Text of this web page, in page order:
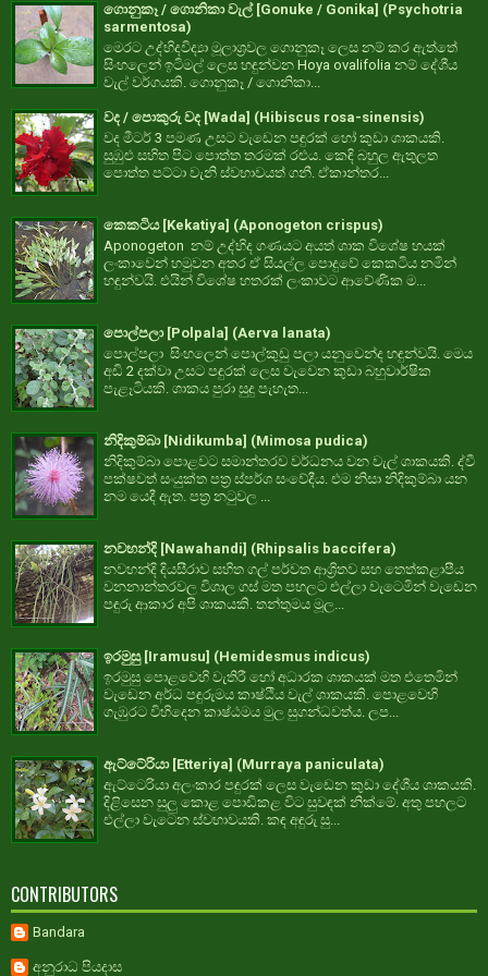
ගොනුකෑ / ගොනිකා වැල් [Gonuke / Gonika] (Psychotria
sarmentosa)
මෙරට උද්භිදවිද්‍යා මූලාශ්‍රවල ගොනුකෑ ලෙස නම් කර ඇත්තේ
සිංහලෙන් ඉටිමල් ලෙස හඳුන්වන Hoya ovalifolia නම් දේශීය
වැල් වර්ගයකි. ගොනුකෑ / ගොනිකා...
වද / පොකුරු වද [Wada] (Hibiscus rosa-sinensis)
වද මීටර් 3 පමණ උසට වැඩෙන පඳුරක් හෝ කුඩා ශාකයකි.
සුඹුළු සහිත පිට පොත්ත තරමක් රළුය. කෙඳි බහුල ඇතුලත
පොත්ත පට්ටා වැනි ස්වභාවයත් ගනී. ඒකාන්තර...
කෙකටිය [Kekatiya] (Aponogeton crispus)
Aponogeton නම් උද්භිද ගණයට අයත් ශාක විශේෂ හයක්
ලංකාවෙන් හමුවන අතර ඒ සියල්ල පොදුවේ කෙකටිය නමින්
හඳුන්වයි. එයින් විශේෂ හතරක් ලංකාවට ආවේණික ම...
පොල්පලා [Polpala] (Aerva lanata)
පොල්පලා සිංහලෙන් පොල්කුඩු පලා යනුවෙන්ද හඳුන්වයි. මෙය
අඩි 2 දක්වා උසට පඳුරක් ලෙස වැවෙන කුඩා බහුවාර්ෂික
පැළෑටියකි. ශාකය පුරා සුදු පැහැත...
නිදිකුම්බා [Nidikumba] (Mimosa pudica)
නිදිකුම්බා පොළවට සමාන්තරව වර්ධනය වන වැල් ශාකයකි. ද්වී
පක්ෂවත් සංයුක්ත පත්‍ර ස්පර්ශ සංවේදීය. එම නිසා නිදිකුම්බා යන
නම යෙදී ඇත. පත්‍ර නටුවල ...
නවහන්දි [Nawahandi] (Rhipsalis baccifera)
නවහන්දි දියසීරාව සහිත ගල් පර්වත ආශ්‍රිතව සහ තෙත්කළාපීය
වනනාන්තරවල විශාල ගස් මත පහලට එල්ලා වැටෙමින් වැඩෙන
පඳුරු ආකාර අපි ශාකයකි. තන්තුමය මූල...
ඉරමුසු [Iramusu] (Hemidesmus indicus)
ඉරමුසු පොළවෙහි වැතිරී හෝ අධාරක ශාකයක් මත එතෙමින්
වැඩෙන අර්ධ පඳුරුමය කාෂ්ඨීය වැල් ශාකයකි. පොළවෙහි
ගැඹුරට විහිදෙන කාෂ්ඨමය මුල සුගන්ධවත්ය. ලප...
ඇට්ටේරියා [Etteriya] (Murraya paniculata)
ඇට්ටෙරියා අලංකාර පඳුරක් ලෙස වැඩෙන කුඩා දේශීය ශාකයකි.
දිළිසෙන සුලු කොළ පොඩිකළ විට සුවඳක් නික්මේ. අතු පහලට
එල්ලා වැටෙන ස්වභාවයකි. කඳ අඳුරු සු...
CONTRIBUTORS
Bandara
අනුරාධ පියදාස